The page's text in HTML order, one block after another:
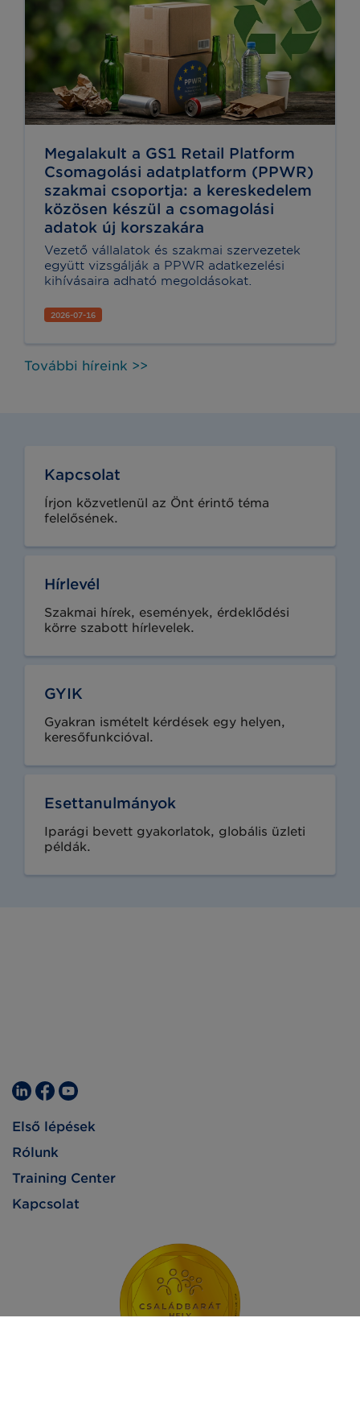
Megalakult a GS1 Retail Platform
Csomagolási adatplatform (PPWR)
szakmai csoportja: a kereskedelem
közösen készül a csomagolási
adatok új korszakára
Vezető vállalatok és szakmai szervezetek
együtt vizsgálják a PPWR adatkezelési
kihívásaira adható megoldásokat.
2026-07-16
További híreink >>
Kapcsolat
Írjon közvetlenül az Önt érintő téma
felelősének.
Hírlevél
Szakmai hírek, események, érdeklődési
körre szabott hírlevelek.
GYIK
Gyakran ismételt kérdések egy helyen,
keresőfunkcióval.
Esettanulmányok
Iparági bevett gyakorlatok, globális üzleti
példák.
Első lépések
Rólunk
Training Center
Kapcsolat